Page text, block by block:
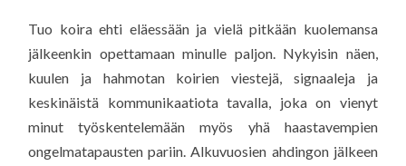
Tuo koira ehti eläessään ja vielä pitkään kuolemansa
jälkeenkin opettamaan minulle paljon. Nykyisin näen,
kuulen ja hahmotan koirien viestejä, signaaleja ja
keskinäistä kommunikaatiota tavalla, joka on vienyt
minut työskentelemään myös yhä haastavempien
ongelmatapausten pariin. Alkuvuosien ahdingon jälkeen